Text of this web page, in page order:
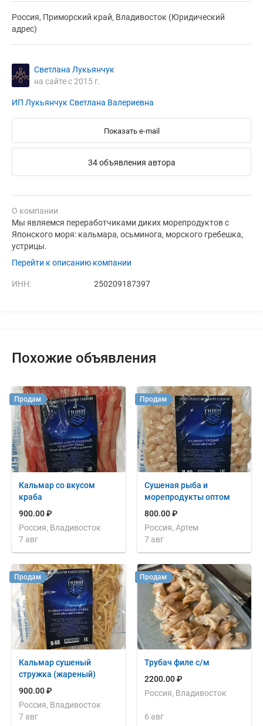
Россия, Приморский край, Владивосток (Юридический
адрес)
Светлана Лукьянчук
на сайте с 2015 г.
ИП Лукьянчук Светлана Валериевна
Показать e-mail
34 объявления автора
О компании
Мы являемся переработчиками диких морепродуктов с
Японского моря: кальмара, осьминога, морского гребешка,
устрицы.
Перейти к описанию компании
ИНН: 250209187397
Похожие объявления
Кальмар со вкусом
краба
900.00 ₽
Россия, Владивосток
7 авг
Продам
Сушеная рыба и
морепродукты оптом
800.00 ₽
Россия, Артем
7 авг
Продам
Кальмар сушеный
стружка (жареный)
900.00 ₽
Россия, Владивосток
7 авг
Продам
Трубач филе с/м
2200.00 ₽
Россия, Владивосток
6 авг
Продам